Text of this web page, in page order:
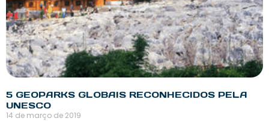
5 GEOPARKS GLOBAIS RECONHECIDOS PELA
UNESCO
14 de março de 2019